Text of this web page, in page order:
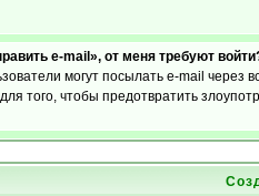
e-mail», от меня требуют
могут посылать e-mail
того, чтобы предотвратить